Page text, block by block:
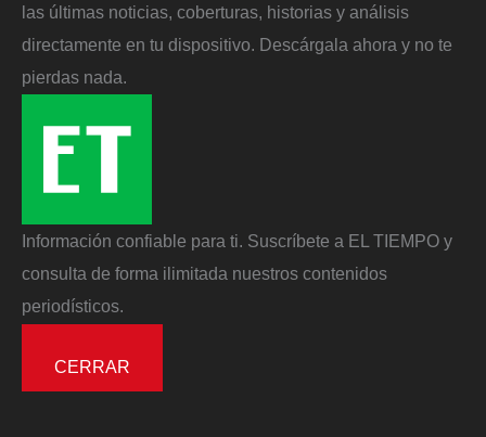
las últimas noticias, coberturas, historias y análisis
directamente en tu dispositivo. Descárgala ahora y no te
pierdas nada.
Información confiable para ti. Suscríbete a EL TIEMPO y
consulta de forma ilimitada nuestros contenidos
periodísticos.
CERRAR